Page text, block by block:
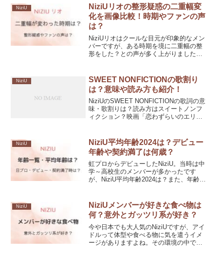
校、また卒アルなどを紹介します。
NiziU
NiziUリオの整形疑惑の二重幅変
化を画像比較！時期やファンの声
は？
NiziUリオはクールな目元が印象的なメン
バーですが、ある時期を境に二重幅の整
形をした？との声が多く上がりました。
像比較し、整形の可能性や時期について
紹介します。
NiziU
SWEET NONFICTIONの歌割り
は？意味や読み方も紹介！
NiziUのSWEET NONFICTIONの歌詞の意
味・歌割りは？読み方はスイートノンフ
ィクション？映画「恋わずらいのエリ
み方などについて紹介します。
NiziU
NiziU平均年齢2024は？デビュー
年齢や契約満了は何歳？
虹プロからデビューしたNiziU。当時は中
学～高校生のメンバーが多かったです
が、NiziU平均年齢2024は？また、年齢順
時の年齢などについて紹介します！
NiziU
NiziUメンバーが好きな食べ物は
何？意外とガッツリ系が好き？
今や日本でも大人気のNiziUですが、アイ
ドルって体型や食べる物に気を遣うイメ
ージがありますよね。その環境の中で、